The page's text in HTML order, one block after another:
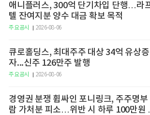
애니플러스, 300억 단기차입 단행…라
텔 잔여지분 양수 대금 확보 목적
주요공시 2026-08-06
큐로홀딩스, 최대주주 대상 34억 유상증
자...신주 126만주 발행
주요공시 2026-08-06
경영권 분쟁 휩싸인 포니링크, 주주명부
람 가처분 피소…위반 시 하루 100만원